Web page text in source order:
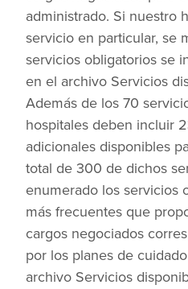
administrado. Si nuestro
servicio en particular, se
servicios obligatorios se
en el archivo Servicios
Además de los 70
hospitales deben incluir
adicionales disponibles
total de 300 de dichos
enumerado los servicios
más frecuentes que
cargos negociados
por los planes de
archivo Servicios